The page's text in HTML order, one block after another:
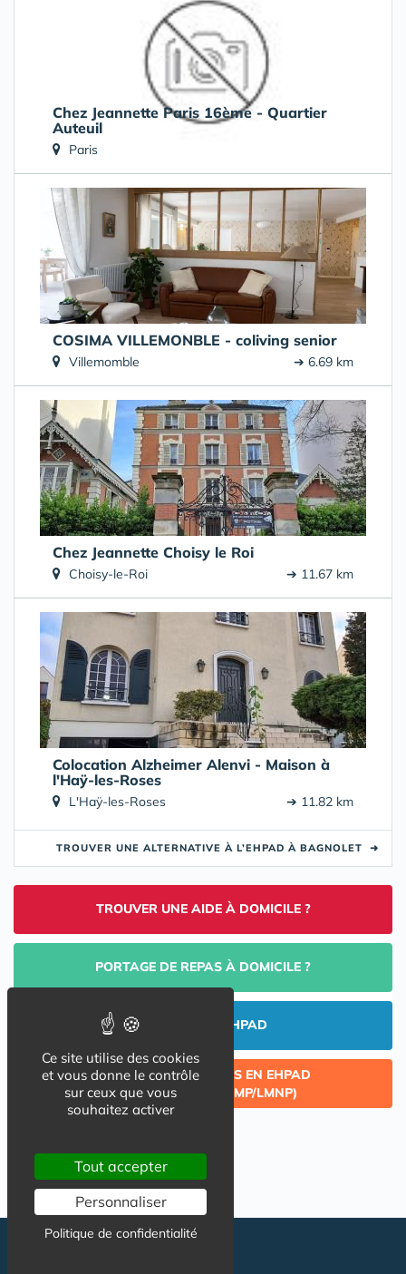
Chez Jeannette Paris 16ème - Quartier
Auteuil
Paris
COSIMA VILLEMONBLE - coliving senior
Villemomble ➔ 6.69 km
Chez Jeannette Choisy le Roi
Choisy-le-Roi ➔ 11.67 km
Colocation Alzheimer Alenvi - Maison à
l'Haÿ-les-Roses
L'Haÿ-les-Roses ➔ 11.82 km
TROUVER UNE ALTERNATIVE À L’EHPAD À BAGNOLET ➜
TROUVER UNE AIDE À DOMICILE ?
PORTAGE DE REPAS À DOMICILE ?
INVESTIR EN EHPAD
CÉDER UN LOT ACQUIS EN EHPAD
(INVESTISSEMENT LMP/LMNP)
Ce site utilise des cookies
et vous donne le contrôle
sur ceux que vous
souhaitez activer
Tout accepter
Personnaliser
Politique de confidentialité